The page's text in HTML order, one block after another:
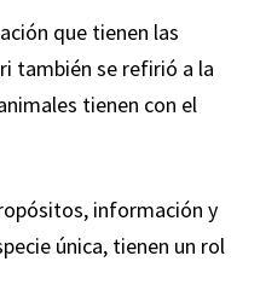
que tienen las
también se refirió a la
tienen con el
información y
única, tienen un rol